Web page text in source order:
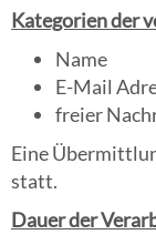
Kategorien der
Name
E-Mail
freier
Eine
statt.
Dauer der